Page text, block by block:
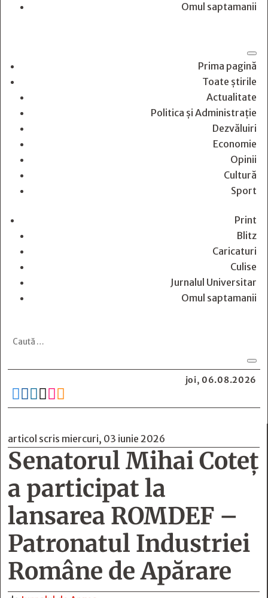
Omul saptamanii
Prima pagină
Toate știrile
Actualitate
Politica și Administrație
Dezvăluiri
Economie
Opinii
Cultură
Sport
Print
Blitz
Caricaturi
Culise
Jurnalul Universitar
Omul saptamanii
joi, 06.08.2026
     
articol scris miercuri, 03 iunie 2026
Senatorul Mihai Coteţ
a participat la
lansarea ROMDEF –
Patronatul Industriei
Române de Apărare